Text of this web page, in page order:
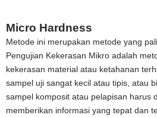
Micro Hardness
Metode ini merupakan metode yang
Pengujian Kekerasan Mikro adalah
kekerasan material atau ketahanan
sampel uji sangat kecil atau tipis, atau
sampel komposit atau pelapisan harus
memberikan informasi yang tepat dan